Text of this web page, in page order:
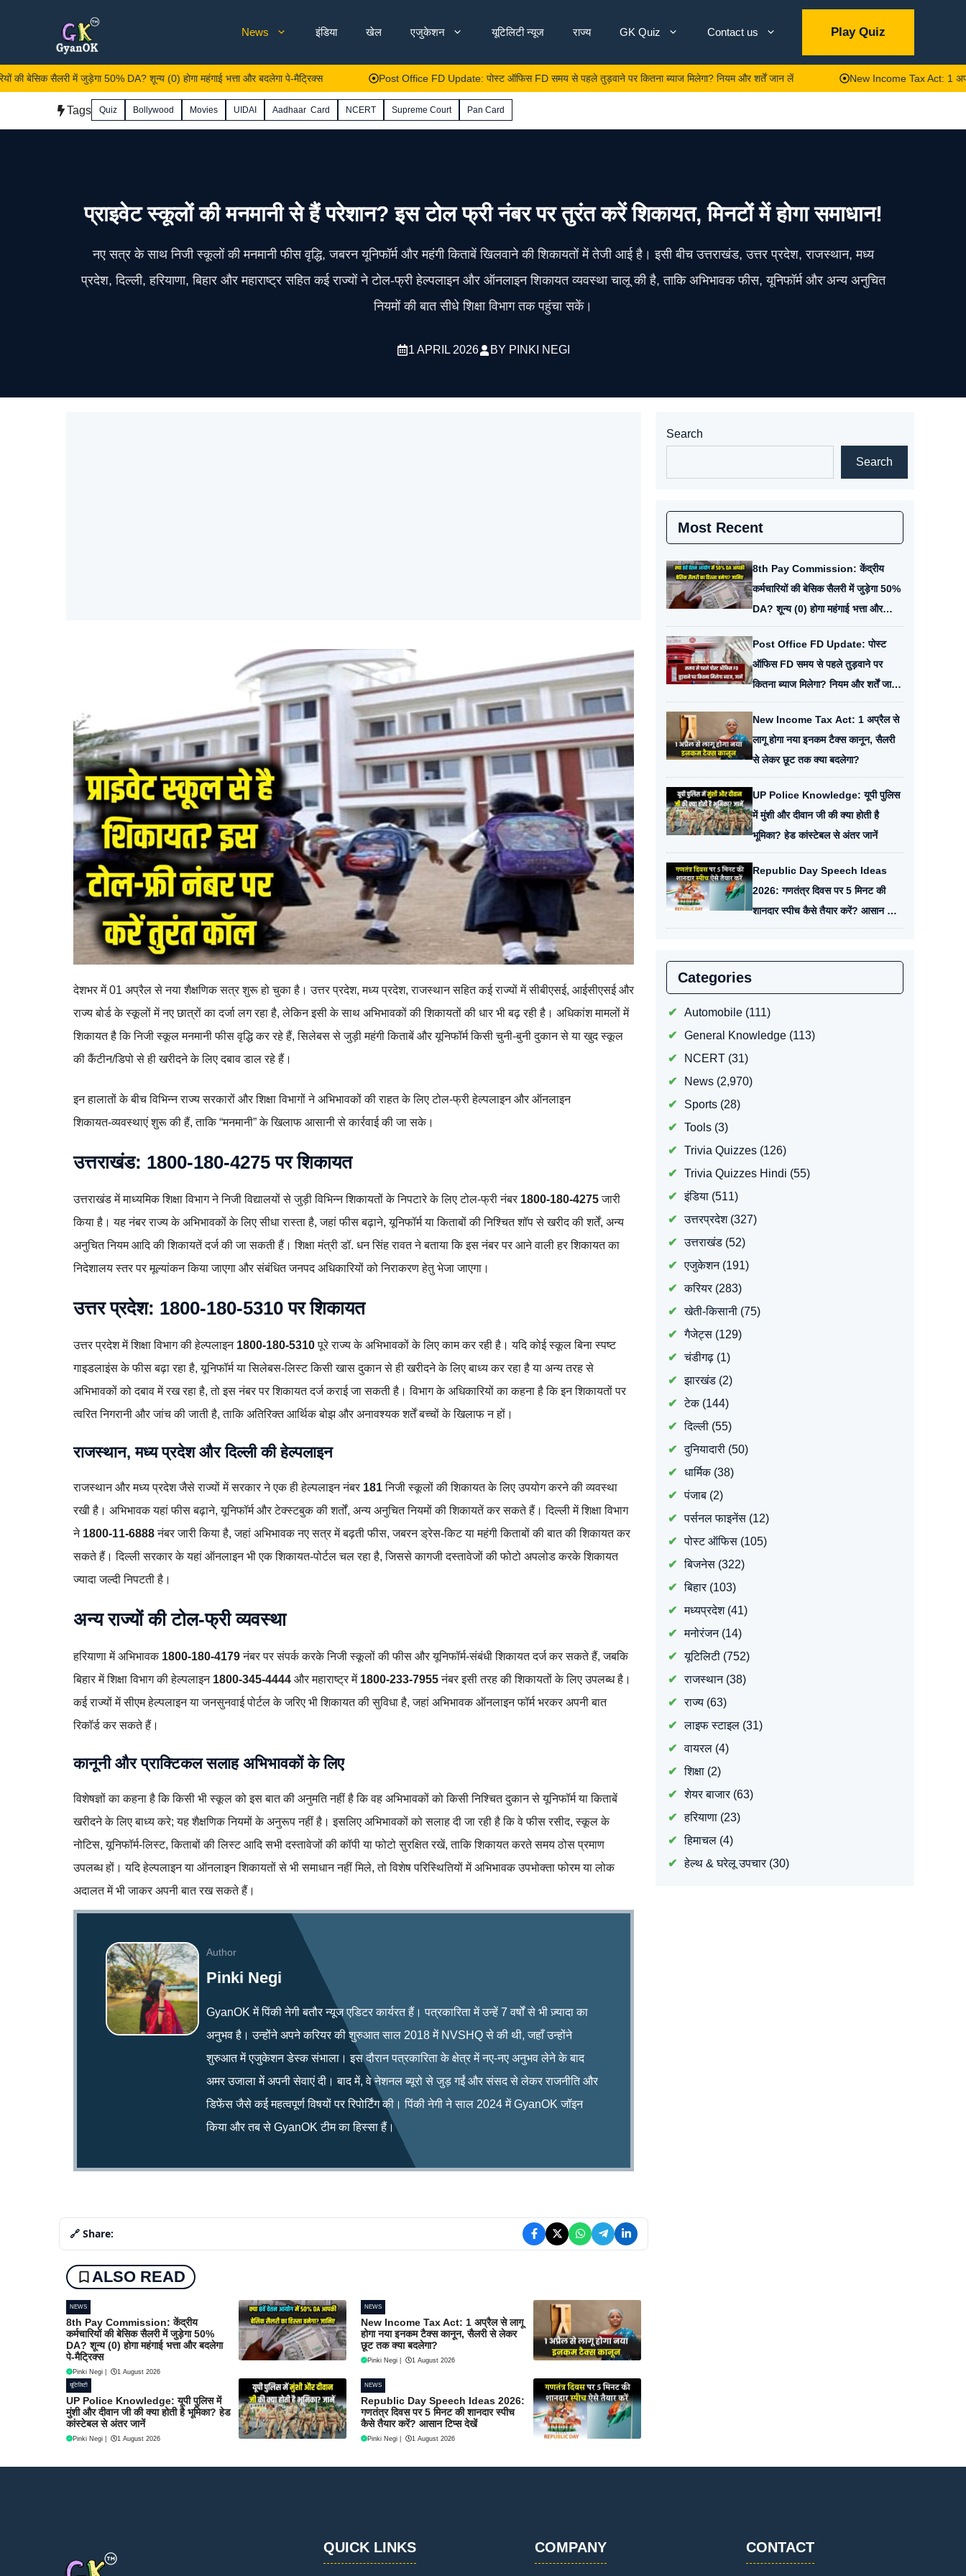
News इंडिया खेल एजुकेशन यूटिलिटी न्यूज राज्य GK Quiz Contact us Play Quiz
में जुड़ेगा 50% DA? शून्य (0) होगा महंगाई भत्ता और बदलेगा पे-मैट्रिक्स Post Office FD Update: पोस्ट ऑफिस FD समय से पहले तुड़वाने पर कितना ब्याज मिलेगा? नियम और शर्तें जान लें New Income Tax Act: 1 अप्रैल से लागू
Tags Quiz Bollywood Movies UIDAI Aadhaar Card NCERT Supreme Court Pan Card
प्राइवेट स्कूलों की मनमानी से हैं परेशान? इस टोल फ्री नंबर पर तुरंत करें शिकायत, मिनटों में होगा समाधान!
नए सत्र के साथ निजी स्कूलों की मनमानी फीस वृद्धि, जबरन यूनिफॉर्म और महंगी किताबें खिलवाने की शिकायतों में तेजी आई है। इसी बीच उत्तराखंड, उत्तर प्रदेश, राजस्थान, मध्य
प्रदेश, दिल्ली, हरियाणा, बिहार और महाराष्ट्र सहित कई राज्यों ने टोल‑फ्री हेल्पलाइन और ऑनलाइन शिकायत व्यवस्था चालू की है, ताकि अभिभावक फीस, यूनिफॉर्म और अन्य अनुचित
नियमों की बात सीधे शिक्षा विभाग तक पहुंचा सकें।
1 APRIL 2026 BY PINKI NEGI
देशभर में 01 अप्रैल से नया शैक्षणिक सत्र शुरू हो चुका है। उत्तर प्रदेश, मध्य प्रदेश, राजस्थान सहित कई राज्यों में सीबीएसई, आईसीएसई और
राज्य बोर्ड के स्कूलों में नए छात्रों का दर्जा लग रहा है, लेकिन इसी के साथ अभिभावकों की शिकायतों की धार भी बढ़ रही है। अधिकांश मामलों में
शिकायत है कि निजी स्कूल मनमानी फीस वृद्धि कर रहे हैं, सिलेबस से जुड़ी महंगी किताबें और यूनिफॉर्म किसी चुनी‑बुनी दुकान से या खुद स्कूल
की कैंटीन/डिपो से ही खरीदने के लिए दबाव डाल रहे हैं।
इन हालातों के बीच विभिन्न राज्य सरकारों और शिक्षा विभागों ने अभिभावकों की राहत के लिए टोल‑फ्री हेल्पलाइन और ऑनलाइन
शिकायत‑व्यवस्थाएं शुरू की हैं, ताकि “मनमानी” के खिलाफ आसानी से कार्रवाई की जा सके।
उत्तराखंड: 1800‑180‑4275 पर शिकायत
उत्तराखंड में माध्यमिक शिक्षा विभाग ने निजी विद्यालयों से जुड़ी विभिन्न शिकायतों के निपटारे के लिए टोल‑फ्री नंबर 1800‑180‑4275जारी
किया है। यह नंबर राज्य के अभिभावकों के लिए सीधा रास्ता है, जहां फीस बढ़ाने, यूनिफॉर्म या किताबों की निश्चित शॉप से खरीद की शर्तें, अन्य
अनुचित नियम आदि की शिकायतें दर्ज की जा सकती हैं। शिक्षा मंत्री डॉ. धन सिंह रावत ने बताया कि इस नंबर पर आने वाली हर शिकायत का
निदेशालय स्तर पर मूल्यांकन किया जाएगा और संबंधित जनपद अधिकारियों को निराकरण हेतु भेजा जाएगा।
उत्तर प्रदेश: 1800‑180‑5310 पर शिकायत
उत्तर प्रदेश में शिक्षा विभाग की हेल्पलाइन 1800‑180‑5310पूरे राज्य के अभिभावकों के लिए काम कर रही है। यदि कोई स्कूल बिना स्पष्ट
गाइडलाइंस के फीस बढ़ा रहा है, यूनिफॉर्म या सिलेबस‑लिस्ट किसी खास दुकान से ही खरीदने के लिए बाध्य कर रहा है या अन्य तरह से
अभिभावकों को दबाव में रख रहा है, तो इस नंबर पर शिकायत दर्ज कराई जा सकती है। विभाग के अधिकारियों का कहना है कि इन शिकायतों पर
त्वरित निगरानी और जांच की जाती है, ताकि अतिरिक्त आर्थिक बोझ और अनावश्यक शर्तें बच्चों के खिलाफ न हों।
राजस्थान, मध्य प्रदेश और दिल्ली की हेल्पलाइन
राजस्थान और मध्य प्रदेश जैसे राज्यों में सरकार ने एक ही हेल्पलाइन नंबर 181निजी स्कूलों की शिकायत के लिए उपयोग करने की व्यवस्था
रखी है। अभिभावक यहां फीस बढ़ाने, यूनिफॉर्म और टेक्स्टबुक की शर्तों, अन्य अनुचित नियमों की शिकायतें कर सकते हैं। दिल्ली में शिक्षा विभाग
ने 1800‑11‑6888नंबर जारी किया है, जहां अभिभावक नए सत्र में बढ़ती फीस, जबरन ड्रेस‑किट या महंगी किताबों की बात की शिकायत कर
सकते हैं। दिल्ली सरकार के यहां ऑनलाइन भी एक शिकायत‑पोर्टल चल रहा है, जिससे कागजी दस्तावेजों की फोटो अपलोड करके शिकायत
ज्यादा जल्दी निपटती है।
अन्य राज्यों की टोल‑फ्री व्यवस्था
हरियाणा में अभिभावक 1800‑180‑4179नंबर पर संपर्क करके निजी स्कूलों की फीस और यूनिफॉर्म‑संबंधी शिकायत दर्ज कर सकते हैं, जबकि
बिहार में शिक्षा विभाग की हेल्पलाइन 1800‑345‑4444 और महाराष्ट्र में 1800‑233‑7955नंबर इसी तरह की शिकायतों के लिए उपलब्ध है।
कई राज्यों में सीएम हेल्पलाइन या जनसुनवाई पोर्टल के जरिए भी शिकायत की सुविधा है, जहां अभिभावक ऑनलाइन फॉर्म भरकर अपनी बात
रिकॉर्ड कर सकते हैं।
कानूनी और प्राक्टिकल सलाह अभिभावकों के लिए
विशेषज्ञों का कहना है कि किसी भी स्कूल को इस बात की अनुमति नहीं है कि वह अभिभावकों को किसी निश्चित दुकान से यूनिफॉर्म या किताबें
खरीदने के लिए बाध्य करे; यह शैक्षणिक नियमों के अनुरूप नहीं है। इसलिए अभिभावकों को सलाह दी जा रही है कि वे फीस रसीद, स्कूल के
नोटिस, यूनिफॉर्म‑लिस्ट, किताबों की लिस्ट आदि सभी दस्तावेजों की कॉपी या फोटो सुरक्षित रखें, ताकि शिकायत करते समय ठोस प्रमाण
उपलब्ध हों। यदि हेल्पलाइन या ऑनलाइन शिकायतों से भी समाधान नहीं मिले, तो विशेष परिस्थितियों में अभिभावक उपभोक्ता फोरम या लोक
अदालत में भी जाकर अपनी बात रख सकते हैं।
Author
Pinki Negi
GyanOK में पिंकी नेगी बतौर न्यूज एडिटर कार्यरत हैं। पत्रकारिता में उन्हें 7 वर्षों से भी ज़्यादा का
अनुभव है। उन्होंने अपने करियर की शुरुआत साल 2018 में NVSHQ से की थी, जहाँ उन्होंने
शुरुआत में एजुकेशन डेस्क संभाला। इस दौरान पत्रकारिता के क्षेत्र में नए-नए अनुभव लेने के बाद
अमर उजाला में अपनी सेवाएं दी। बाद में, वे नेशनल ब्यूरो से जुड़ गईं और संसद से लेकर राजनीति और
डिफेंस जैसे कई महत्वपूर्ण विषयों पर रिपोर्टिंग की। पिंकी नेगी ने साल 2024 में GyanOK जॉइन
किया और तब से GyanOK टीम का हिस्सा हैं।
🔗 Share:
ALSO READ
NEWS
8th Pay Commission: केंद्रीय
कर्मचारियों की बेसिक सैलरी में जुड़ेगा 50%
DA? शून्य (0) होगा महंगाई भत्ता और बदलेगा
पे-मैट्रिक्स
Pinki Negi 1 August 2026
NEWS
New Income Tax Act: 1 अप्रैल से लागू
होगा नया इनकम टैक्स कानून, सैलरी से लेकर
छूट तक क्या बदलेगा?
Pinki Negi 1 August 2026
यूटिलिटी
UP Police Knowledge: यूपी पुलिस में
मुंशी और दीवान जी की क्या होती है भूमिका? हेड
कांस्टेबल से अंतर जानें
Pinki Negi 1 August 2026
NEWS
Republic Day Speech Ideas 2026:
गणतंत्र दिवस पर 5 मिनट की शानदार स्पीच
कैसे तैयार करें? आसान टिप्स देखें
Pinki Negi 1 August 2026
Search
Search
Most Recent
8th Pay Commission: केंद्रीय
कर्मचारियों की बेसिक सैलरी में जुड़ेगा 50%
DA? शून्य (0) होगा महंगाई भत्ता और
बदलेगा पे-मैट्रिक्स
Post Office FD Update: पोस्ट
ऑफिस FD समय से पहले तुड़वाने पर
कितना ब्याज मिलेगा? नियम और शर्तें जान
लें
New Income Tax Act: 1 अप्रैल से
लागू होगा नया इनकम टैक्स कानून, सैलरी
से लेकर छूट तक क्या बदलेगा?
UP Police Knowledge: यूपी पुलिस
में मुंशी और दीवान जी की क्या होती है
भूमिका? हेड कांस्टेबल से अंतर जानें
Republic Day Speech Ideas
2026: गणतंत्र दिवस पर 5 मिनट की
शानदार स्पीच कैसे तैयार करें? आसान टिप्स
देखें
Categories
Automobile(111)
General Knowledge(113)
NCERT(31)
News(2,970)
Sports(28)
Tools(3)
Trivia Quizzes(126)
Trivia Quizzes Hindi (55)
इंडिया(511)
उत्तरप्रदेश(327)
उत्तराखंड(52)
एजुकेशन(191)
करियर(283)
खेती-किसानी(75)
गैजेट्स(129)
चंडीगढ़(1)
झारखंड(2)
टेक(144)
दिल्ली(55)
दुनियादारी(50)
धार्मिक(38)
पंजाब(2)
पर्सनल फाइनेंस(12)
पोस्ट ऑफिस(105)
बिजनेस(322)
बिहार(103)
मध्यप्रदेश(41)
मनोरंजन(14)
यूटिलिटी(752)
राजस्थान(38)
राज्य(63)
लाइफ स्टाइल(31)
वायरल(4)
शिक्षा(2)
शेयर बाजार(63)
हरियाणा(23)
हिमाचल(4)
हेल्थ & घरेलू उपचार(30)
QUICK LINKS COMPANY CONTACT